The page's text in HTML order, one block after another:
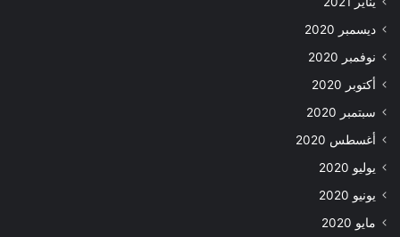
ديسمبر 2020
نوفمبر 2020
أكتوبر 2020
سبتمبر 2020
أغسطس 2020
يوليو 2020
يونيو 2020
مايو 2020